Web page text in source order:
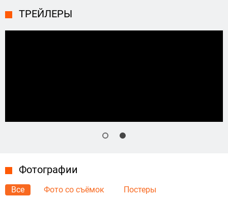
ТРЕЙЛЕРЫ
Фотографии
Все Фото со съёмок Постеры